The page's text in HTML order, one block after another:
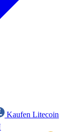
Kaufen Litecoin